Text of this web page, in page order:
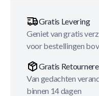
Gratis Levering
Geniet van gratis
voor bestellingen
Gratis
Van gedachten
binnen 14 dagen